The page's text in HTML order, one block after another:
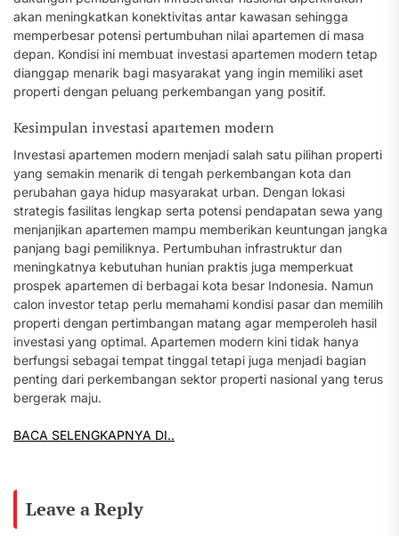
akan meningkatkan konektivitas antar kawasan sehingga
memperbesar potensi pertumbuhan nilai apartemen di masa
depan. Kondisi ini membuat investasi apartemen modern tetap
dianggap menarik bagi masyarakat yang ingin memiliki aset
properti dengan peluang perkembangan yang positif.
Kesimpulan investasi apartemen modern
Investasi apartemen modern menjadi salah satu pilihan properti
yang semakin menarik di tengah perkembangan kota dan
perubahan gaya hidup masyarakat urban. Dengan lokasi
strategis fasilitas lengkap serta potensi pendapatan sewa yang
menjanjikan apartemen mampu memberikan keuntungan jangka
panjang bagi pemiliknya. Pertumbuhan infrastruktur dan
meningkatnya kebutuhan hunian praktis juga memperkuat
prospek apartemen di berbagai kota besar Indonesia. Namun
calon investor tetap perlu memahami kondisi pasar dan memilih
properti dengan pertimbangan matang agar memperoleh hasil
investasi yang optimal. Apartemen modern kini tidak hanya
berfungsi sebagai tempat tinggal tetapi juga menjadi bagian
penting dari perkembangan sektor properti nasional yang terus
bergerak maju.
BACA SELENGKAPNYA DI..
Leave a Reply